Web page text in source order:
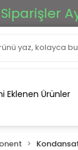
Eklenen Ürünler